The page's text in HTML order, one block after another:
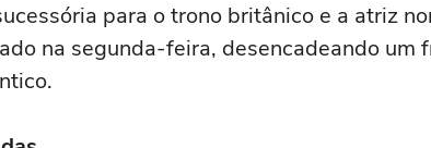
para o trono britânico e a atriz
na segunda-feira, desencadeando um